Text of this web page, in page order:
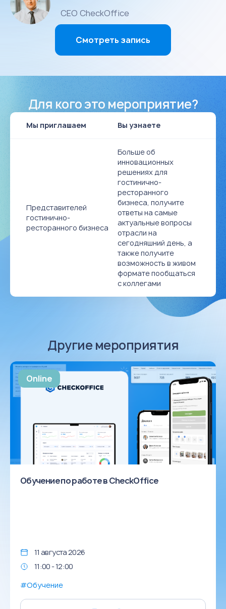
CEO CheckOffice
Смотреть запись
Для кого это мероприятие?
Мы приглашаем Вы узнаете
Представителей
гостинично-
ресторанного бизнеса
Больше об
инновационных
решениях для
гостинично-
ресторанного
бизнеса, получите
ответы на самые
актуальные вопросы
отрасли на
сегодняшний день, а
также получите
возможность в живом
формате пообщаться
с коллегами
Другие мероприятия
Online
Обучение по работе в CheckOffice
11 августа 2026
11:00 - 12:00
#Обучение